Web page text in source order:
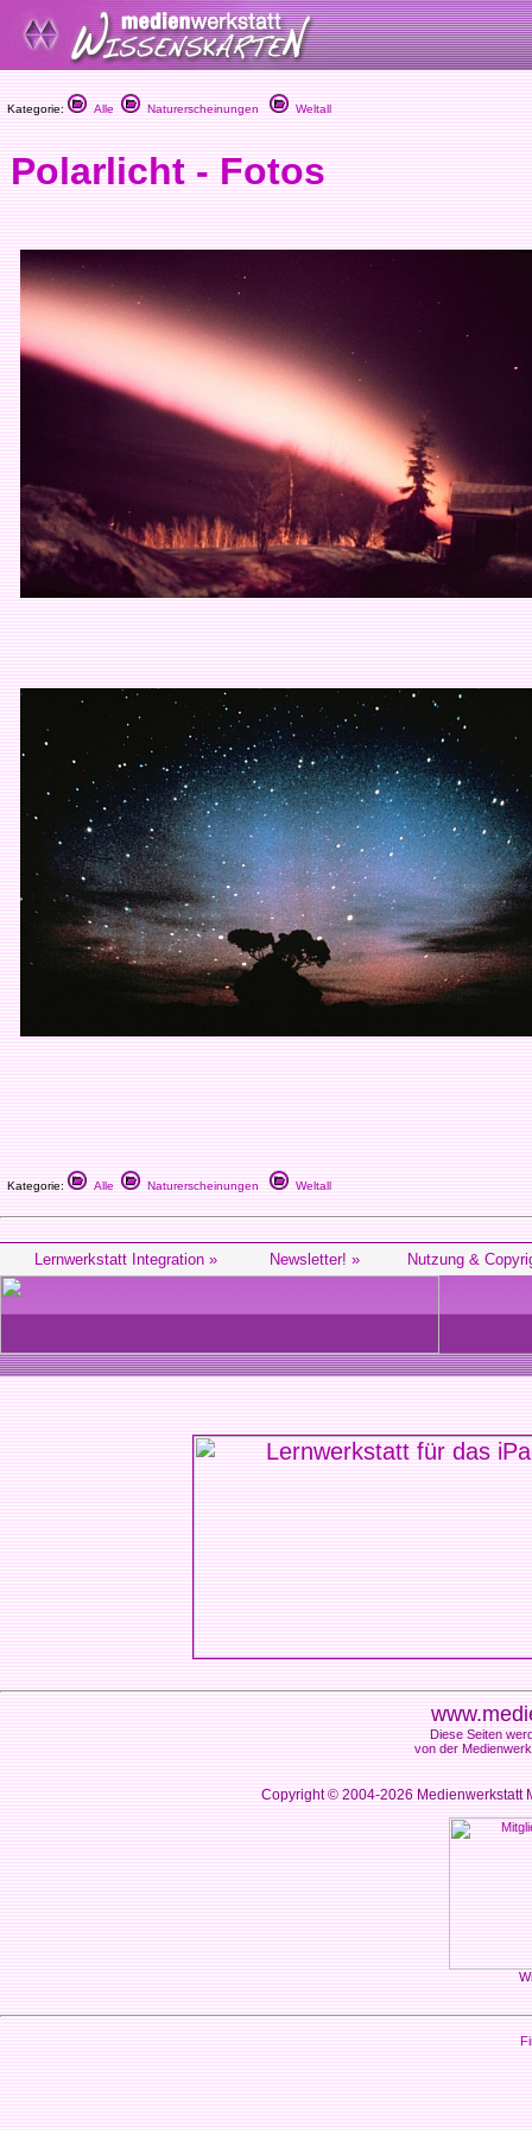
Kategorie: Alle Naturerscheinungen Weltall
Polarlicht - Fotos
Kategorie: Alle Naturerscheinungen Weltall
Lernwerkstatt Integration » Newsletter! » Nutzung &
Diese Seiten
von der
Copyright © 2004-2026Medienwerkstatt